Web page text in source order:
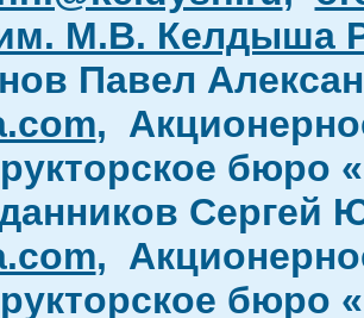
М.В. Келдыша
Павел
,
бюро
Сергей
,
бюро